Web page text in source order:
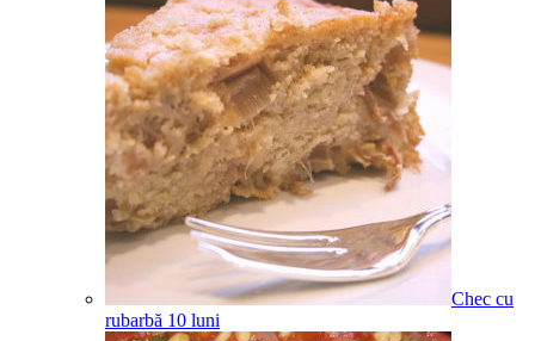
Chec cu
rubarbă 10 luni